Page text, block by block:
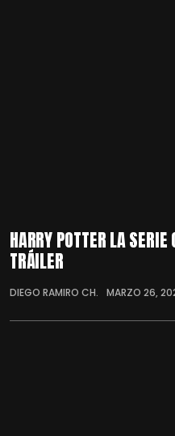
HARRY POTTER LA
TRÁILER
DIEGO RAMIRO CH. MARZO 26,